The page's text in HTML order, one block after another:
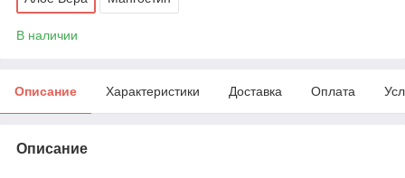
В наличии
Описание Характеристики Доставка Оплата
Описание